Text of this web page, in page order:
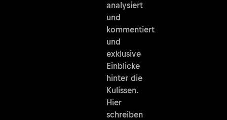
analysiert
und
kommentiert
und
exklusive
Einblicke
hinter die
Kulissen.
Hier
schreiben